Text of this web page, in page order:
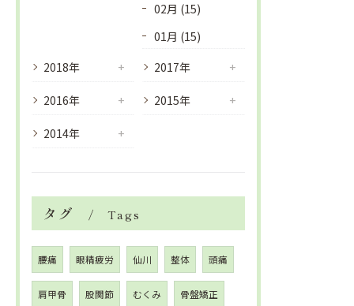
02月 (15)
01月 (15)
2018年
2017年
2016年 2015年
2014年
タグ Tags
腰痛 眼精疲労 仙川 整体 頭痛
肩甲骨 股関節 むくみ 骨盤矯正